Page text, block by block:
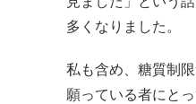
多くなりました。
私も含め、糖質制
願っている者にと